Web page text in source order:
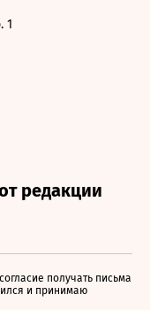
1
получать письма
и принимаю